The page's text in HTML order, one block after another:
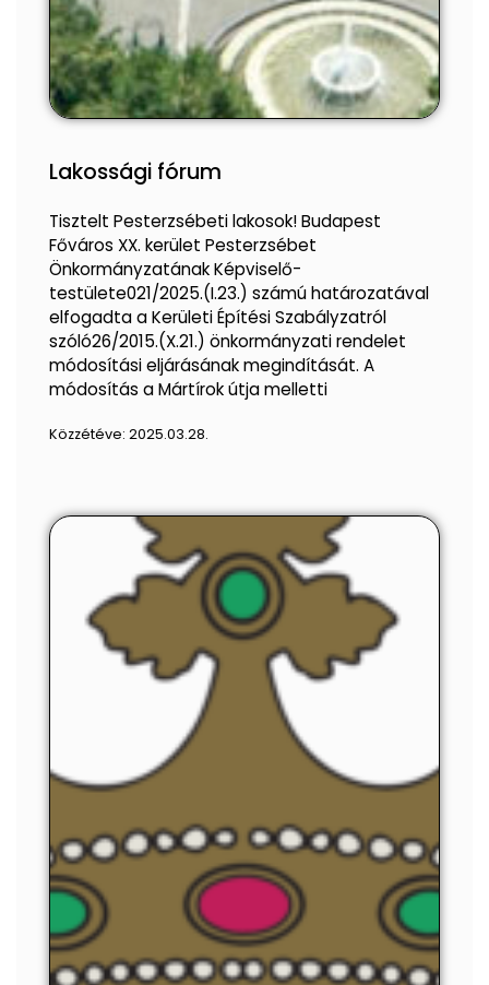
Lakossági fórum
Tisztelt Pesterzsébeti lakosok! Budapest
Főváros XX. kerület Pesterzsébet
Önkormányzatának Képviselő-
testülete021/2025.(I.23.) számú határozatával
elfogadta a Kerületi Építési Szabályzatról
szóló26/2015.(X.21.) önkormányzati rendelet
módosítási eljárásának megindítását. A
módosítás a Mártírok útja melletti
Közzétéve: 2025.03.28.